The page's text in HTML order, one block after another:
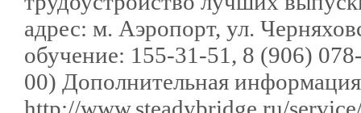
адрес: м. Аэропорт, ул.
обучение: 155-31-51, 8 (906)
00) Дополнительная